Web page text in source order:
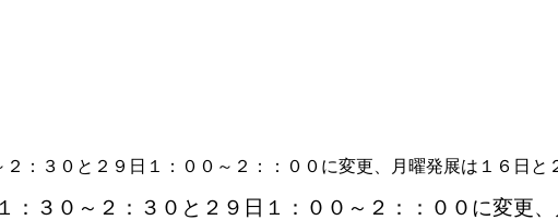
：３０と２９日１：００～２：：００に変更、月曜発展は１６日と
３０～２：３０と２９日１：００～２：：００に変更